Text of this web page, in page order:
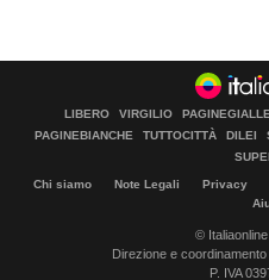
LIBERO VIRGILIO
PAGINEBIANCHE
TUTTOCITTÀ DILEI
Chi siamo Note Legali Privacy
©
Direzione e coordinamento
P. IVA